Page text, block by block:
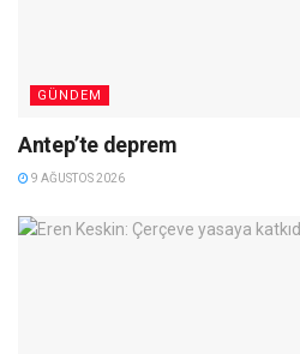
GÜNDEM
Antep’te deprem
9 AĞUSTOS 2026